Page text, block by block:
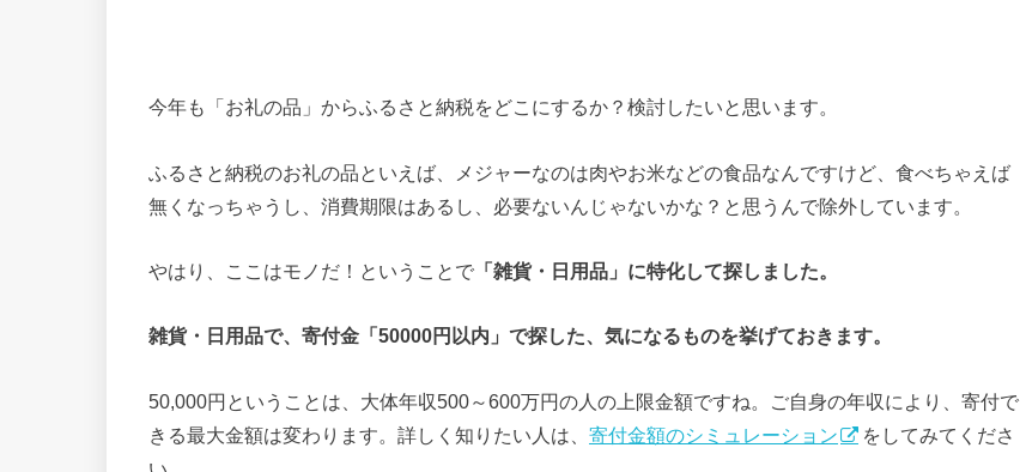
今年も「お礼の品」からふるさと納税をどこにするか？検討したいと思います。
ふるさと納税のお礼の品といえば、メジャーなのは肉やお米などの食品なんですけど、食べちゃえば
無くなっちゃうし、消費期限はあるし、必要ないんじゃないかな？と思うんで除外しています。
やはり、ここはモノだ！ということで 「雑貨・日用品」に特化して探しました。
雑貨・日用品で、寄付金「50000円以内」で探した、気になるものを挙げておきます。
50,000円ということは、大体年収500～600万円の人の上限金額ですね。ご自身の年収により、寄付で
きる最大金額は変わります。詳しく知りたい人は、 寄付金額のシミュレーション
をしてみてくださ